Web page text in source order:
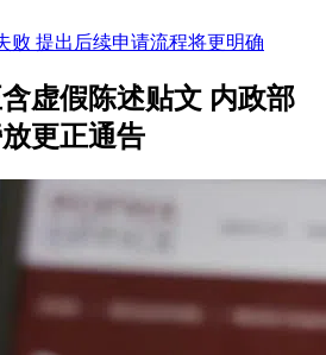
败 提出后续申请流程将更明确
虚假陈述贴文 内政部
更正通告